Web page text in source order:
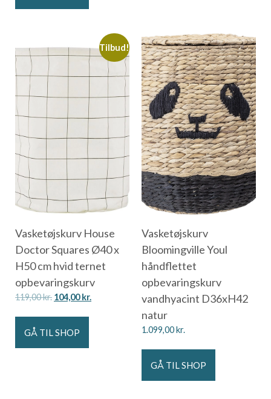
Tilbud!
Vasketøjskurv House
Doctor Squares Ø40 x
H50 cm hvid ternet
opbevaringskurv
119,00kr. 104,00kr.
GÅ TIL SHOP
Vasketøjskurv
Bloomingville Youl
håndflettet
opbevaringskurv
vandhyacint D36xH42
natur
1.099,00kr.
GÅ TIL SHOP